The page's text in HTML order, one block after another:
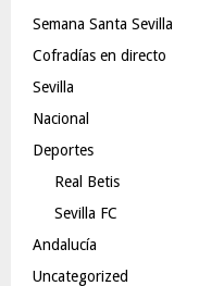
Semana Santa Sevilla
Cofradías en directo
Sevilla
Nacional
Deportes
Real Betis
Sevilla FC
Andalucía
Uncategorized